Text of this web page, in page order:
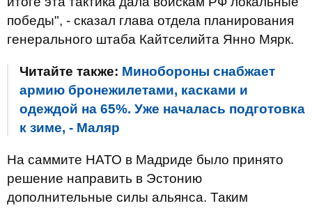
победы", - сказал глава отдела планирования
генерального штаба Кайтселийта Янно Мярк.
Читайте также: Минобороны снабжает
армию бронежилетами, касками и
одеждой на 65%. Уже началась подготовка
к зиме, - Маляр
На саммите НАТО в Мадриде было принято
решение направить в Эстонию
дополнительные силы альянса. Таким